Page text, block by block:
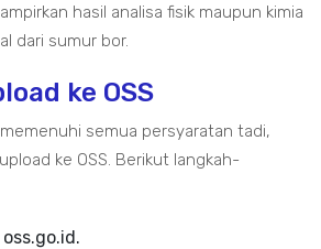
hasil analisa fisik maupun kimia
dari sumur bor.
ke OSS
semua persyaratan tadi,
ke OSS. Berikut langkah-